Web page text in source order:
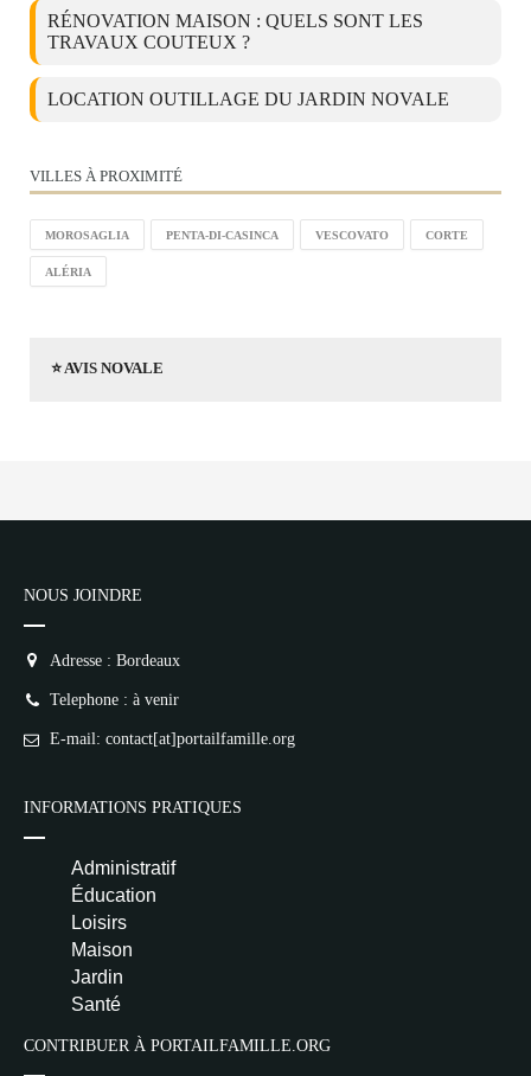
RÉNOVATION MAISON : QUELS SONT LES
TRAVAUX COUTEUX ?
LOCATION OUTILLAGE DU JARDIN NOVALE
VILLES À PROXIMITÉ
MOROSAGLIA PENTA-DI-CASINCA VESCOVATO CORTE
ALÉRIA
⭐ AVIS NOVALE
NOUS JOINDRE
Adresse : Bordeaux
Telephone : à venir
E-mail: contact[at]portailfamille.org
INFORMATIONS PRATIQUES
Administratif
Éducation
Loisirs
Maison
Jardin
Santé
CONTRIBUER À PORTAILFAMILLE.ORG